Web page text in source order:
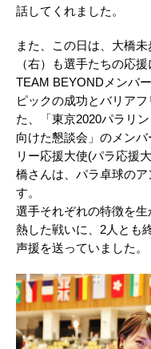
話してくれました。
また、この日は、大橋
（右）も選手たちの応
TEAM BEYONDメンバ
ピックの成功とバリア
た、「東京2020パラリ
向けた懇談会」のメン
リー応援大使(パラ応援
橋さんは、パラ卓球の
す。
選手それぞれの特徴を
熱した戦いに、2人とも
声援を送っていました。